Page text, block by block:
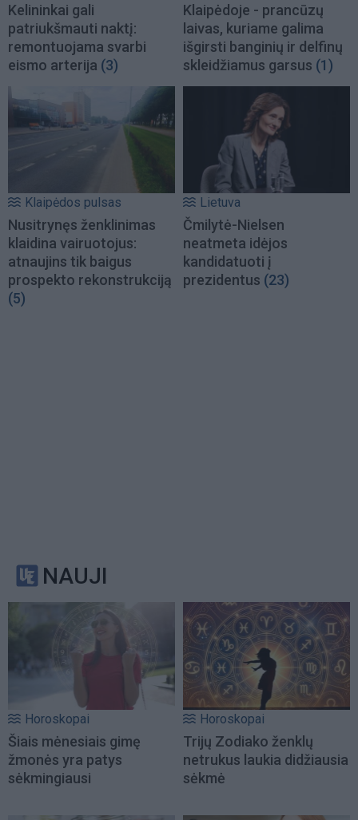
Kelininkai gali
patriukšmauti naktį:
remontuojama svarbi
eismo arterija (3)
Klaipėdoje - prancūzų
laivas, kuriame galima
išgirsti banginių ir delfinų
skleidžiamus garsus (1)
Klaipėdos pulsas
Nusitrynęs ženklinimas
klaidina vairuotojus:
atnaujins tik baigus
prospekto rekonstrukciją
(5)
Lietuva
Čmilytė-Nielsen
neatmeta idėjos
kandidatuoti į
prezidentus (23)
NAUJI
Horoskopai
Šiais mėnesiais gimę
žmonės yra patys
sėkmingiausi
Horoskopai
Trijų Zodiako ženklų
netrukus laukia didžiausia
sėkmė